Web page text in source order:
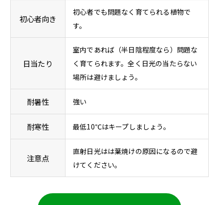
初心者向き
初心者でも問題なく育てられる植物で
す。
日当たり
室内であれば（半日陰程度なら）問題な
く育てられます。全く日光の当たらない
場所は避けましょう。
耐暑性 強い
耐寒性 最低10℃はキープしましょう。
注意点
直射日光はは葉焼けの原因になるので避
けてください。